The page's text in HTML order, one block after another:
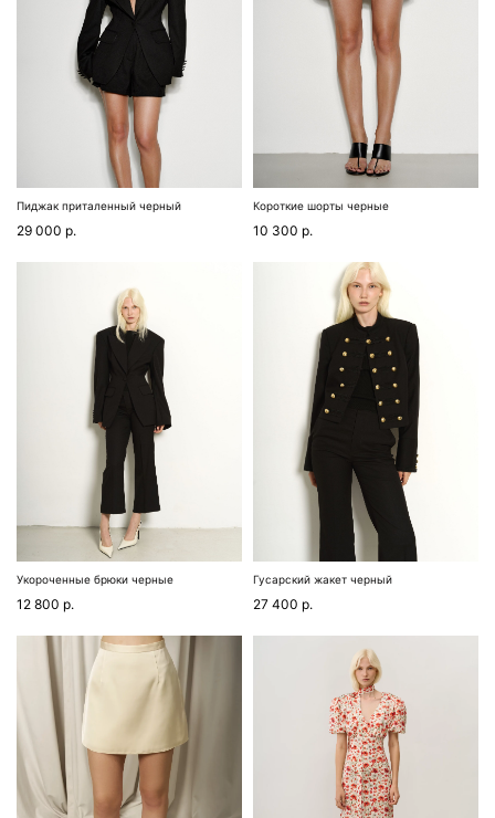
Пиджак приталенный черный
29 000 р.
Короткие шорты черные
10 300 р.
Укороченные брюки черные
12 800 р.
Гусарский жакет черный
27 400 р.